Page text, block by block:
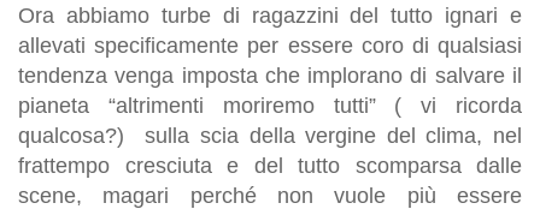
Ora abbiamo turbe di ragazzini del tutto ignari e
allevati specificamente per essere coro di qualsiasi
tendenza venga imposta che implorano di salvare il
pianeta “altrimenti moriremo tutti” ( vi ricorda
qualcosa?) sulla scia della vergine del clima, nel
frattempo cresciuta e del tutto scomparsa dalle
scene, magari perché non vuole più essere